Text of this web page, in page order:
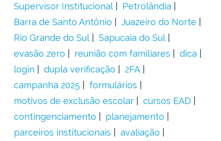
Supervisor Institucional
Petrolândia
Barra de Santo Antônio
Juazeiro do Norte
Rio Grande do Sul
Sapucaia do Sul
evasão zero
reunião com familiares
dica
login
dupla verificação
2FA
campanha 2025
formulários
motivos de exclusão escolar
cursos EAD
contingenciamento
planejamento
parceiros institucionais
avaliação